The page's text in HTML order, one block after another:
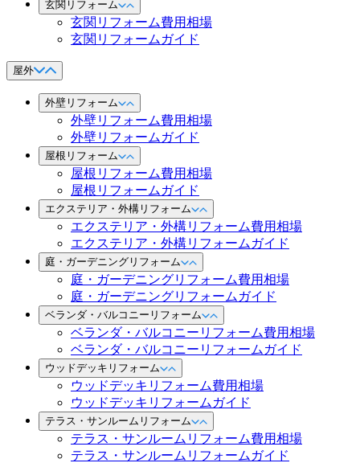
玄関リフォーム
玄関リフォーム費用相場
玄関リフォームガイド
屋外
外壁リフォーム
外壁リフォーム費用相場
外壁リフォームガイド
屋根リフォーム
屋根リフォーム費用相場
屋根リフォームガイド
エクステリア・外構リフォーム
エクステリア・外構リフォーム費用相場
エクステリア・外構リフォームガイド
庭・ガーデニングリフォーム
庭・ガーデニングリフォーム費用相場
庭・ガーデニングリフォームガイド
ベランダ・バルコニーリフォーム
ベランダ・バルコニーリフォーム費用相場
ベランダ・バルコニーリフォームガイド
ウッドデッキリフォーム
ウッドデッキリフォーム費用相場
ウッドデッキリフォームガイド
テラス・サンルームリフォーム
テラス・サンルームリフォーム費用相場
テラス・サンルームリフォームガイド